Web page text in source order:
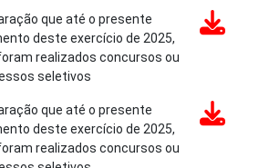
que até o presente
deste exercício de 2025,
realizados concursos ou
seletivos
que até o presente
deste exercício de 2025,
realizados concursos ou